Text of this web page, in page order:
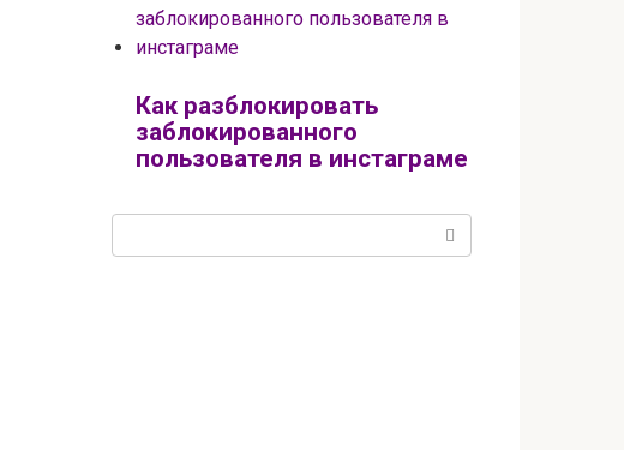
Как разблокировать
заблокированного
пользователя в инстаграме